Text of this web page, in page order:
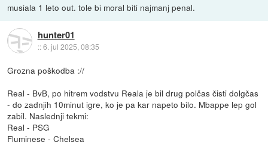
musiala 1 leto out. tole bi moral biti najmanj penal.
hunter01
::6. jul 2025, 08:35
Grozna poškodba ://
Real - BvB, po hitrem vodstvu Reala je bil drug polčas čisti dolgčas
- do zadnjih 10minut igre, ko je pa kar napeto bilo. Mbappe lep gol
zabil. Naslednji tekmi:
Real - PSG
Fluminese - Chelsea